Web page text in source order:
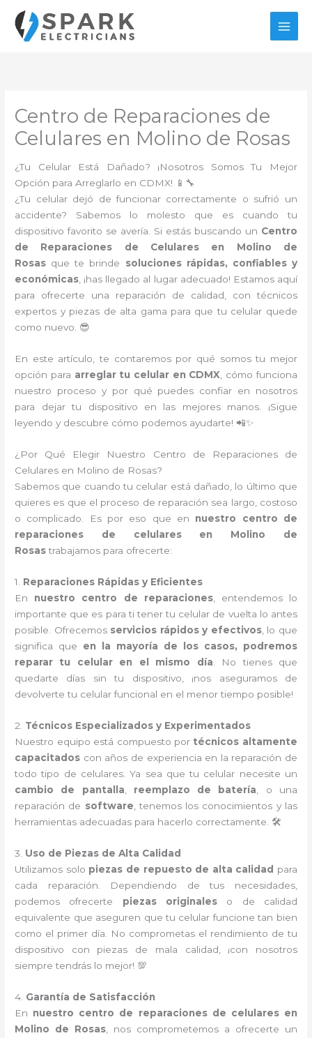
contenido
Centro de Reparaciones de
Celulares en Molino de Rosas
¿Tu Celular Está Dañado? ¡Nosotros Somos Tu Mejor
Opción para Arreglarlo en CDMX! 📱🔧
¿Tu celular dejó de funcionar correctamente o sufrió un
accidente? Sabemos lo molesto que es cuando tu
dispositivo favorito se avería. Si estás buscando un Centro
de Reparaciones de Celulares en Molino de
Rosas que te brinde soluciones rápidas, confiables y
económicas, ¡has llegado al lugar adecuado! Estamos aquí
para ofrecerte una reparación de calidad, con técnicos
expertos y piezas de alta gama para que tu celular quede
como nuevo. 😎
En este artículo, te contaremos por qué somos tu mejor
opción para arreglar tu celular en CDMX , cómo funciona
nuestro proceso y por qué puedes confiar en nosotros
para dejar tu dispositivo en las mejores manos. ¡Sigue
leyendo y descubre cómo podemos ayudarte! 📲✨
¿Por Qué Elegir Nuestro Centro de Reparaciones de
Celulares en Molino de Rosas?
Sabemos que cuando tu celular está dañado, lo último que
quieres es que el proceso de reparación sea largo, costoso
o complicado. Es por eso que en nuestro centro de
reparaciones de celulares en Molino de
Rosastrabajamos para ofrecerte:
1. Reparaciones Rápidas y Eficientes
En nuestro centro de reparaciones, entendemos lo
importante que es para ti tener tu celular de vuelta lo antes
posible. Ofrecemos servicios rápidos y efectivos, lo que
significa que en la mayoría de los casos, podremos
reparar tu celular en el mismo día . No tienes que
quedarte días sin tu dispositivo, ¡nos aseguramos de
devolverte tu celular funcional en el menor tiempo posible!
2. Técnicos Especializados y Experimentados
Nuestro equipo está compuesto por técnicos altamente
capacitados con años de experiencia en la reparación de
todo tipo de celulares. Ya sea que tu celular necesite un
cambio de pantalla
reemplazo de batería , o una
reparación de software , tenemos los conocimientos y las
herramientas adecuadas para hacerlo correctamente. 🛠️
3. Uso de Piezas de Alta Calidad
Utilizamos solo piezas de repuesto de alta calidad para
cada reparación. Dependiendo de tus necesidades,
podemos ofrecerte piezas originales o de calidad
equivalente que aseguren que tu celular funcione tan bien
como el primer día. No comprometas el rendimiento de tu
dispositivo con piezas de mala calidad, ¡con nosotros
siempre tendrás lo mejor! 💯
4. Garantía de Satisfacción
En nuestro centro de reparaciones de celulares en
Molino de Rosas , nos comprometemos a ofrecerte un